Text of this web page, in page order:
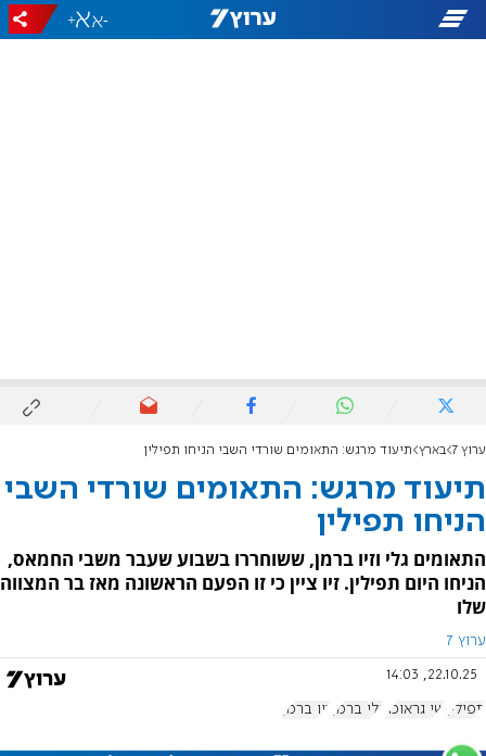
-
+
ערוץ 7 בארץ תיעוד מרגש: התאומים שורדי השבי הניחו תפילין
תיעוד מרגש: התאומים שורדי השבי
הניחו תפילין
התאומים גלי וזיו ברמן, ששוחררו בשבוע שעבר משבי החמאס,
הניחו היום תפילין. זיו ציין כי זו הפעם הראשונה מאז בר המצווה
שלו
ערוץ 7
22.10.25, 14:03
תפילין שי גראוכר גלי ברמן זיו ברמן